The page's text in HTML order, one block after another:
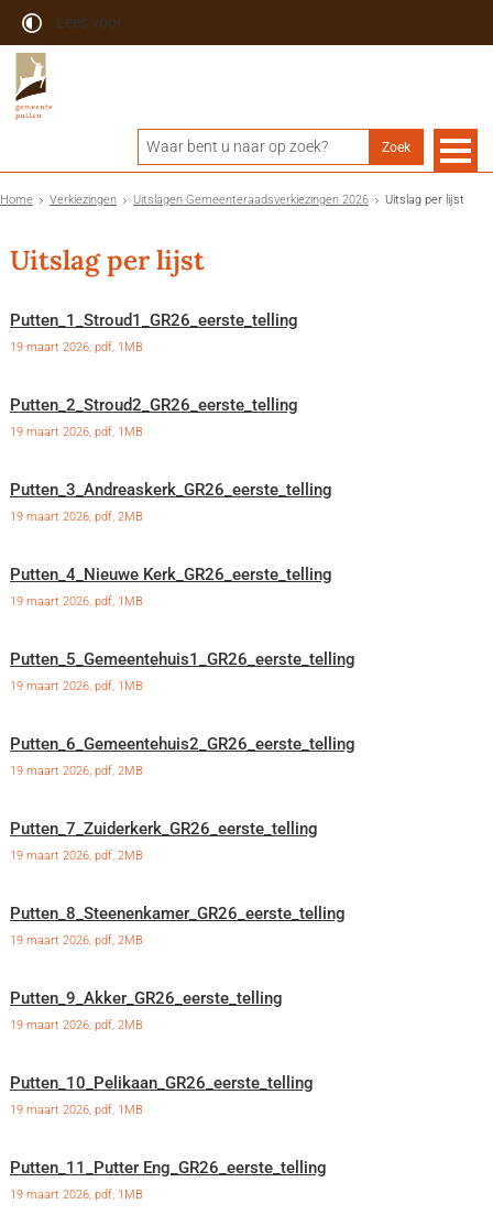
Lees voor
Home Verkiezingen Uitslagen Gemeenteraadsverkiezingen 2026 Uitslag per lijst
Uitslag per lijst
Putten_1_Stroud1_GR26_eerste_telling
19 maart 2026, pdf, 1MB
Putten_2_Stroud2_GR26_eerste_telling
19 maart 2026, pdf, 1MB
Putten_3_Andreaskerk_GR26_eerste_telling
19 maart 2026, pdf, 2MB
Putten_4_Nieuwe Kerk_GR26_eerste_telling
19 maart 2026, pdf, 1MB
Putten_5_Gemeentehuis1_GR26_eerste_telling
19 maart 2026, pdf, 1MB
Putten_6_Gemeentehuis2_GR26_eerste_telling
19 maart 2026, pdf, 2MB
Putten_7_Zuiderkerk_GR26_eerste_telling
19 maart 2026, pdf, 2MB
Putten_8_Steenenkamer_GR26_eerste_telling
19 maart 2026, pdf, 2MB
Putten_9_Akker_GR26_eerste_telling
19 maart 2026, pdf, 2MB
Putten_10_Pelikaan_GR26_eerste_telling
19 maart 2026, pdf, 1MB
Putten_11_Putter Eng_GR26_eerste_telling
19 maart 2026, pdf, 1MB